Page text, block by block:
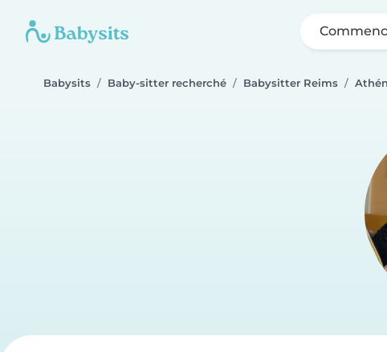
Babysits Baby-sitter recherché Babysitter Reims